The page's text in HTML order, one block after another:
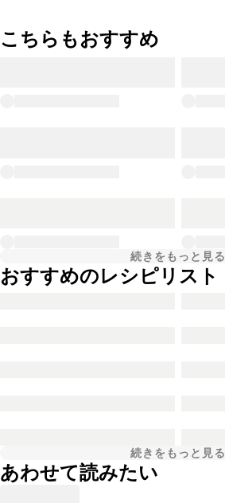
こちらもおすすめ
続きをもっと見る
おすすめのレシピリスト
続きをもっと見る
あわせて読みたい